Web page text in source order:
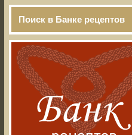
Поиск в Банке рецептов